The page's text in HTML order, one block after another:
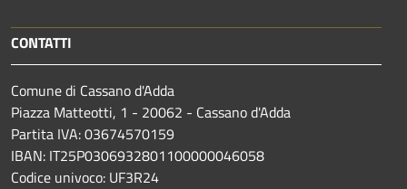
CONTATTI
Comune di Cassano d'Adda
Piazza Matteotti, 1 - 20062 - Cassano d'Adda
Partita IVA: 03674570159
IBAN: IT25P0306932801100000046058
Codice univoco: UF3R24